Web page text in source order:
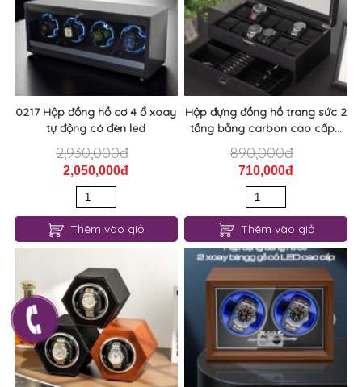
0217 Hộp đồng hồ cơ 4 ổ xoay
tự động có đèn led
2,930,000đ
2,050,000đ
Thêm vào giỏ
Hộp đựng đồng hồ trang sức 2
tầng bằng carbon cao cấp...
890,000đ
710,000đ
Thêm vào giỏ